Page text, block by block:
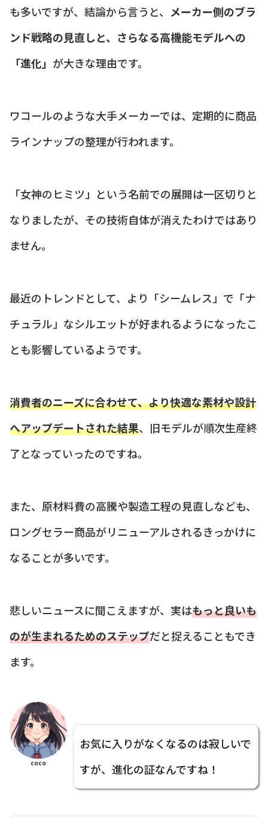
も多いですが、結論から言うと、 メーカー側のブラ
ンド戦略の見直しと、さらなる高機能モデルへの
「進化」 が大きな理由です。
ワコールのような大手メーカーでは、定期的に商品
ラインナップの整理が行われます。
「女神のヒミツ」という名前での展開は一区切りと
なりましたが、その技術自体が消えたわけではあり
ません。
最近のトレンドとして、より「シームレス」で「ナ
チュラル」なシルエットが好まれるようになったこ
とも影響しているようです。
消費者のニーズに合わせて、より快適な素材や設計
へアップデートされた結果、旧モデルが順次生産終
了となっていったのですね。
また、原材料費の高騰や製造工程の見直しなども、
ロングセラー商品がリニューアルされるきっかけに
なることが多いです。
悲しいニュースに聞こえますが、実はもっと良いも
のが生まれるためのステップだと捉えることもでき
ます。
coco
お気に入りがなくなるのは寂しいで
すが、進化の証なんですね！